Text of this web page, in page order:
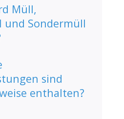
Müll,
und Sondermüll
sind
enthalten?